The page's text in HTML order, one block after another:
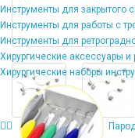
Инструменты для закрытого
Инструменты для работы с
Инструменты для
Хирургические аксессуары и
Хирургические наборы